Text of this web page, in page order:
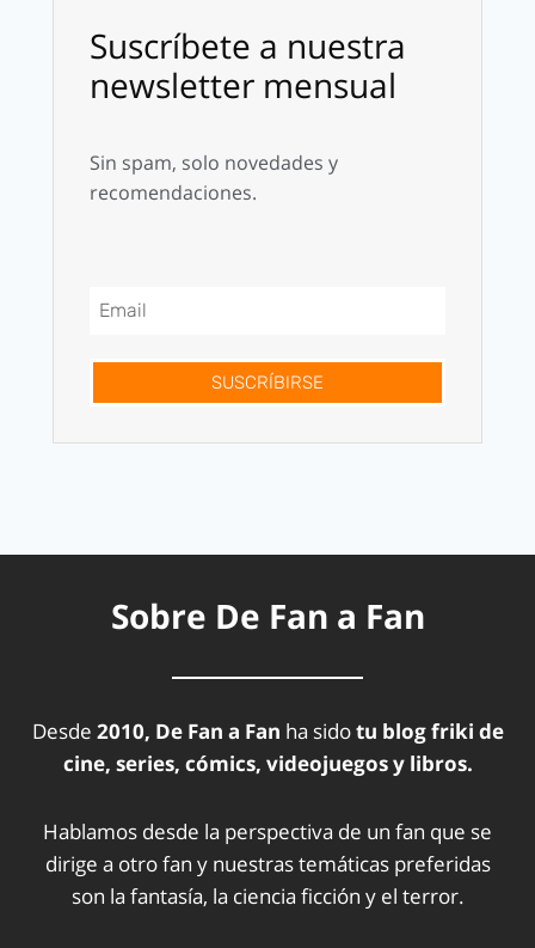
Suscríbete a nuestra
newsletter mensual
Sin spam, solo novedades y
recomendaciones.
SUSCRÍBIRSE
Sobre De Fan a Fan
Desde 2010, De Fan a Fan ha sidotu blog friki de
cine, series, cómics, videojuegos y libros.
Hablamos desde la perspectiva de un fan que se
dirige a otro fan y nuestras temáticas preferidas
son la fantasía, la ciencia ficción y el terror.